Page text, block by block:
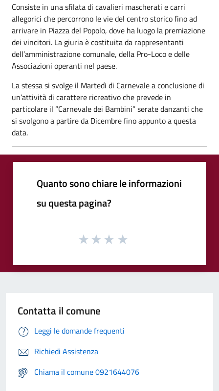
Consiste in una sfilata di cavalieri mascherati e carri
allegorici che percorrono le vie del centro storico fino ad
arrivare in Piazza del Popolo, dove ha luogo la premiazione
dei vincitori. La giuria è costituita da rappresentanti
dell’amministrazione comunale, della Pro-Loco e delle
Associazioni operanti nel paese.
La stessa si svolge il Martedì di Carnevale a conclusione di
un’attività di carattere ricreativo che prevede in
particolare il “Carnevale dei Bambini” serate danzanti che
si svolgono a partire da Dicembre fino appunto a questa
data.
Quanto sono chiare le informazioni
su questa pagina?
Contatta il comune
Leggi le domande frequenti
Richiedi Assistenza
Chiama il comune 0921644076